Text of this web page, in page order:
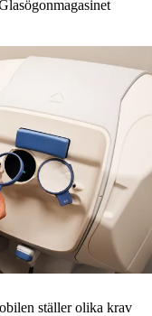
ställer olika krav